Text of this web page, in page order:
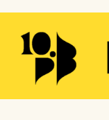
Přeskočit
obsah